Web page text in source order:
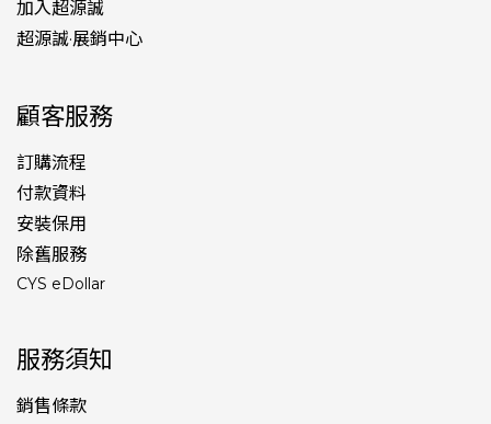
加入超源誠
超源誠·展銷中心
顧客服務
訂購流程
付款資料
安裝保用
除舊服務
CYS eDollar
服務須知
銷售條款